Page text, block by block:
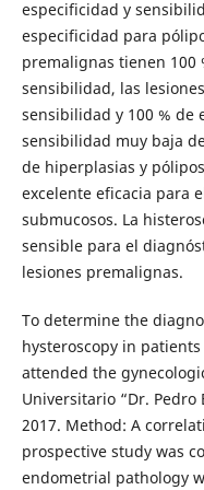
especificidad y
especificidad para
premalignas tienen 100
sensibilidad, las
sensibilidad y 100 % de
sensibilidad muy baja
de hiperplasias y
excelente eficacia para
submucosos. La
sensible para el
lesiones premalignas.
To determine the
hysteroscopy in
attended the
Universitario “Dr. Pedro
2017. Method: A
prospective study was
endometrial pathology